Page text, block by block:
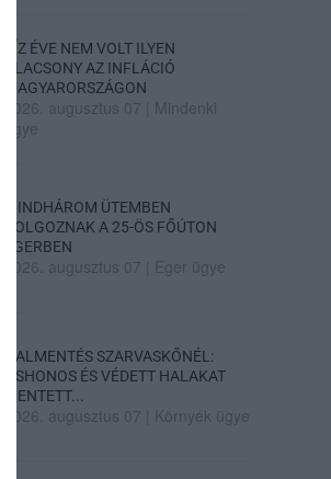
TÍZ ÉVE NEM VOLT ILYEN
ALACSONY AZ INFLÁCIÓ
MAGYARORSZÁGON
2026. augusztus 07
Mindenki
ügye
MINDHÁROM ÜTEMBEN
DOLGOZNAK A 25-ÖS FŐÚTON
EGERBEN
2026. augusztus 07 Eger ügye
HALMENTÉS SZARVASKŐNÉL:
ŐSHONOS ÉS VÉDETT HALAKAT
MENTETT...
2026. augusztus 07 Környék ügye